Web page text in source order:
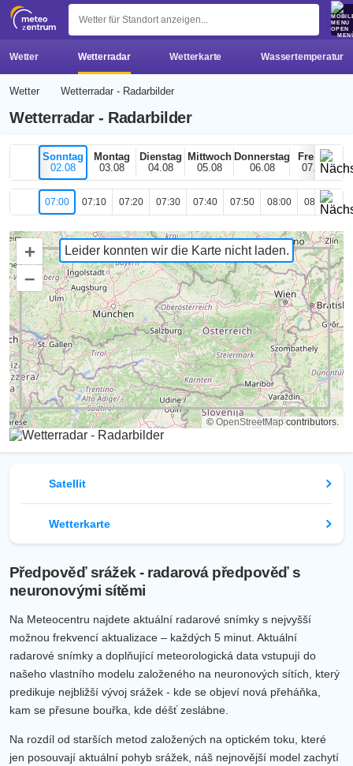
z
Wetter Wetterradar Wetterkarte Wassertemperatur
Wetter Wetterradar - Radarbilder
Wetterradar - Radarbilder
Sonntag
02.08
Montag
03.08
Dienstag
04.08
Mittwoch
05.08
Donnerstag
06.08
Freitag
07.08
07:00 07:10 07:20 07:30 07:40 07:50 08:00 08:10
Leider konnten wir die Karte nicht laden.
+
–
© OpenStreetMapcontributors.
Satellit
Wetterkarte
Předpověď srážek - radarová předpověď s
neuronovými sítěmi
Na Meteocentru najdete aktuální radarové snímky s nejvyšší
možnou frekvencí aktualizace – každých 5 minut. Aktuální
radarové snímky a doplňující meteorologická data vstupují do
našeho vlastního modelu založeného na neuronových sítích, který
predikuje nejbližší vývoj srážek - kde se objeví nová přeháňka,
kam se přesune bouřka, kde déšť zeslábne.
Na rozdíl od starších metod založených na optickém toku, které
jen posouvají aktuální pohyb srážek, náš nejnovější model zachytí